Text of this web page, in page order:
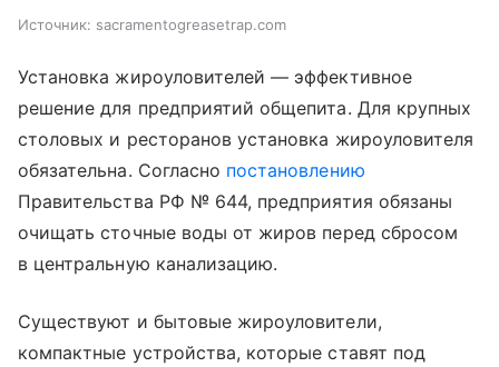
Источник: sacramentogreasetrap.com
Установка жироуловителей — эффективное
решение для предприятий общепита. Для крупных
столовых и ресторанов установка жироуловителя
обязательна. Согласно постановлению
Правительства РФ № 644, предприятия обязаны
очищать сточные воды от жиров перед сбросом
в центральную канализацию.
Существуют и бытовые жироуловители,
компактные устройства, которые ставят под